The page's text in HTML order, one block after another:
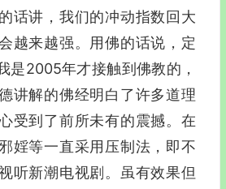
话讲，我们的冲动指数回大
越来越强。用佛的话说，定
是2005年才接触到佛教的，
讲解的佛经明白了许多道理
受到了前所未有的震撼。在
婬等一直采用压制法，即不
听新潮电视剧。虽有效果但